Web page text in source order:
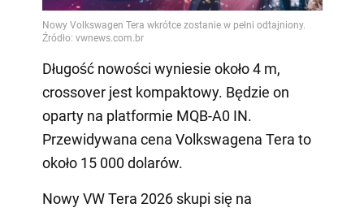
Długość nowości wyniesie około 4 m,
crossover jest kompaktowy. Będzie on
oparty na platformie MQB-A0 IN.
Przewidywana cena Volkswagena Tera to
około 15 000 dolarów.
Nowy VW Tera 2026 skupi się na